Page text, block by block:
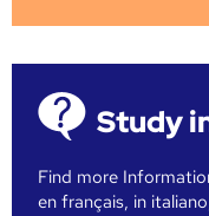
Study
Find more
en français, in